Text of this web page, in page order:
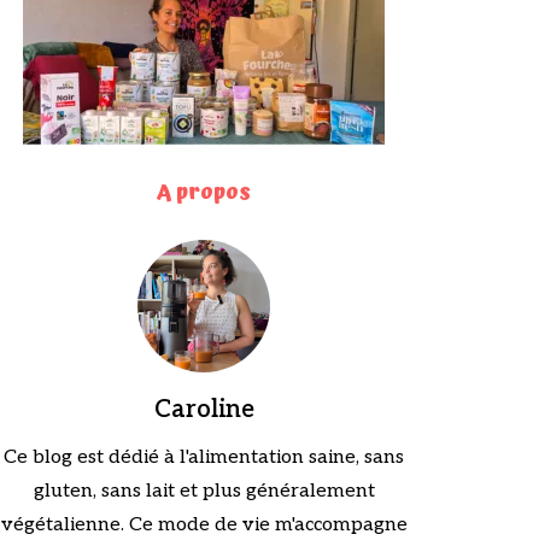
A propos
Caroline
Ce blog est dédié à l'alimentation saine, sans
gluten, sans lait et plus généralement
végétalienne. Ce mode de vie m'accompagne